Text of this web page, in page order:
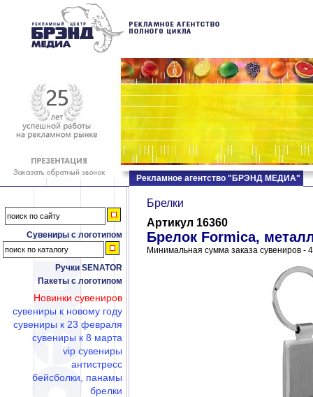
Сувениры с логотипом
Ручки SENATOR
Пакеты с логотипом
Новинки сувениров
сувениры к новому году
сувениры к 23 февраля
сувениры к 8 марта
vip сувениры
антистресс
бейсболки, панамы
брелки
Рекламное агентство "БРЭНД МЕДИА"
Брелки
Артикул 16360
Брелок Formica,
Минимальная сумма заказа сувениров -